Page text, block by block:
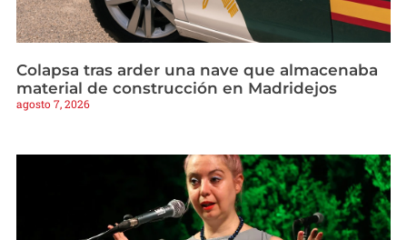
Colapsa tras arder una nave que almacenaba
material de construcción en Madridejos
agosto 7, 2026